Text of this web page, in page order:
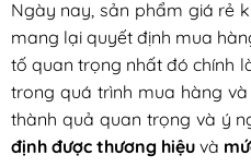
Ngày nay, sản phẩm giá rẻ
mang lại quyết định mua
tố quan trọng nhất đó chính
trong quá trình mua hàng
thành quả quan trọng và ý
định được thương hiệuvà